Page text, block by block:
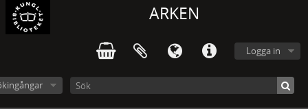
ARKEN
Logga in